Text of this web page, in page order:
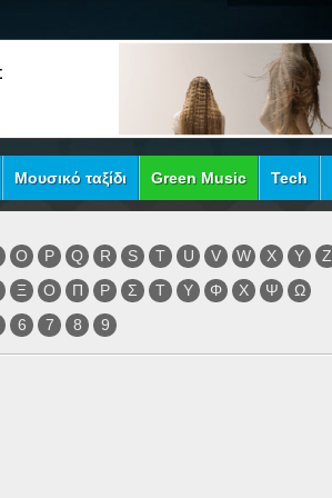
Μουσικό ταξίδι Green Music Tech
O P Q R S T U V W X Y
Z
Ξ Ο Π Ρ Σ Τ Υ Φ Χ Ψ
Ω
6 7 8 9